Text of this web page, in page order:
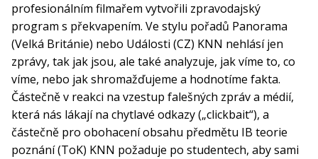
profesionálním filmařem vytvořili zpravodajský
program s překvapením. Ve stylu pořadů Panorama
(Velká Británie) nebo Události (CZ) KNN nehlásí jen
zprávy, tak jak jsou, ale také analyzuje, jak víme to, co
víme, nebo jak shromažďujeme a hodnotíme fakta.
Částečně v reakci na vzestup falešných zpráv a médií,
která nás lákají na chytlavé odkazy („clickbait“), a
částečně pro obohacení obsahu předmětu IB teorie
poznání (ToK) KNN požaduje po studentech, aby sami